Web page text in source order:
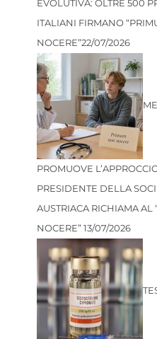
EVOLUTIVA: OLTRE 500
ITALIANI FIRMANO
NOCERE”22/07/2026
PROMUOVE
PRESIDENTE DELLA
AUSTRIACA RICHIAMA AL
NOCERE”13/07/2026